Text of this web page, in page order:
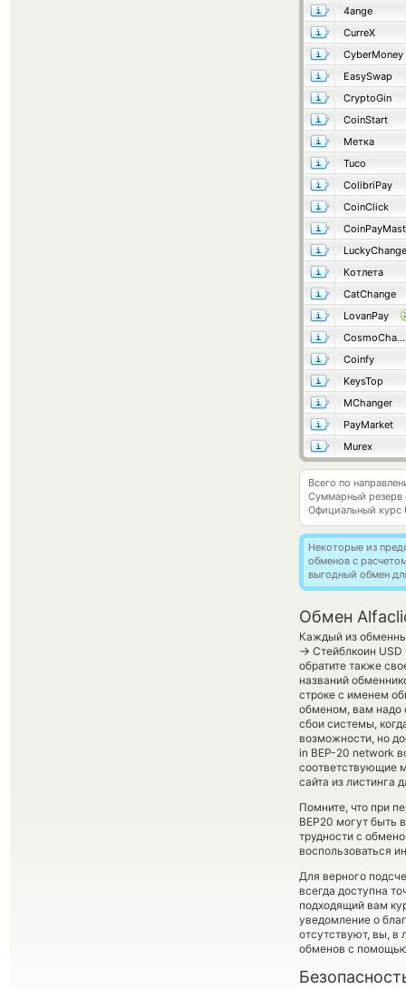
4ange
CurreX
CyberMoney
EasySwap
CryptoGin
CoinStart
Метка
Tuco
ColibriPay
CoinClick
LuckyChange
Котлета
CatChange
LovanPay
CosmoChanger
Coinfy
KeysTop
MChanger
PayMarket
Murex
Всего по
Суммарный резерв
Официальный курс
Некоторые из
обменов с
выгодный обмен
Обмен
Каждый из
→ Стейблкоин
обратите также
названий
строке с именем
обменом, вам надо
сбои системы,
возможности, но
in BEP-20 network
соответствующие
сайта из листинга
Помните, что при
BEP20 могут быть
трудности с
воспользоваться
Для верного
всегда доступна
подходящий вам
уведомление о
отсутствуют, вы, в
обменов с